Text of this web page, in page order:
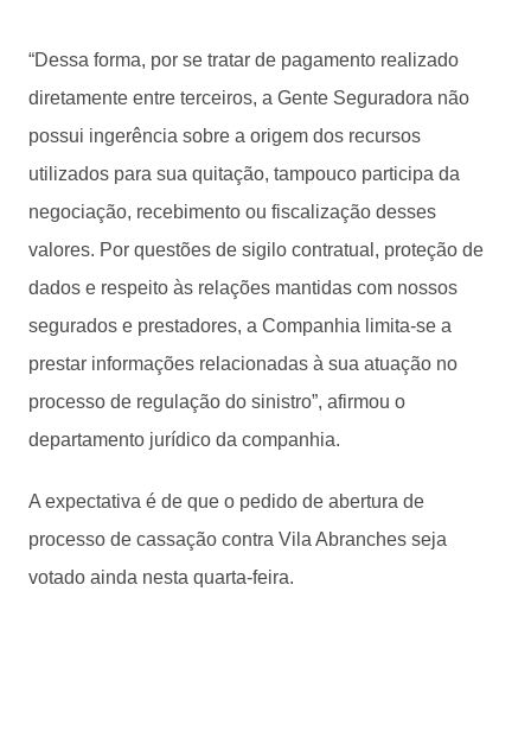
“Dessa forma, por se tratar de pagamento realizado
diretamente entre terceiros, a Gente Seguradora não
possui ingerência sobre a origem dos recursos
utilizados para sua quitação, tampouco participa da
negociação, recebimento ou fiscalização desses
valores. Por questões de sigilo contratual, proteção de
dados e respeito às relações mantidas com nossos
segurados e prestadores, a Companhia limita-se a
prestar informações relacionadas à sua atuação no
processo de regulação do sinistro”, afirmou o
departamento jurídico da companhia.
A expectativa é de que o pedido de abertura de
processo de cassação contra Vila Abranches seja
votado ainda nesta quarta-feira.